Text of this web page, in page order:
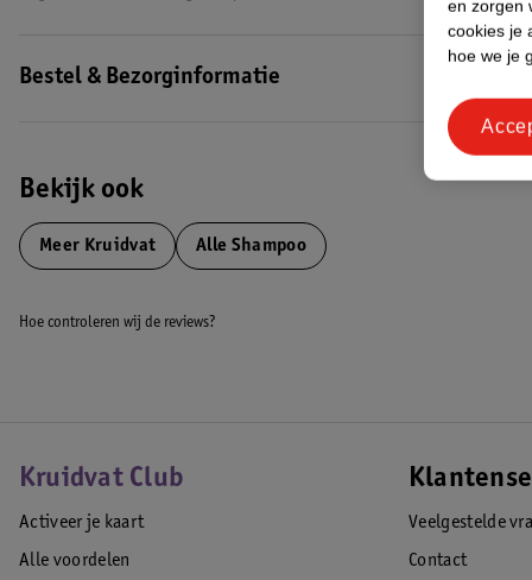
Bestel & Bezorginformatie
Bekijk ook
Meer Kruidvat Alle Shampoo
Hoe controleren wij de reviews?
Kruidvat Club
Activeer je kaart
Alle voordelen
Veelgestelde
Contact
en zorgen
cookies je
hoe we je